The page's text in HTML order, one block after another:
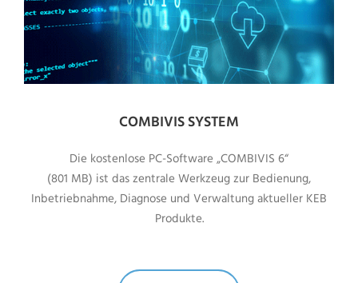
COMBIVIS SYSTEM
Die kostenlose PC-Software „COMBIVIS 6“
(801 MB) ist das zentrale Werkzeug zur Bedienung,
Inbetriebnahme, Diagnose und Verwaltung aktueller KEB
Produkte.